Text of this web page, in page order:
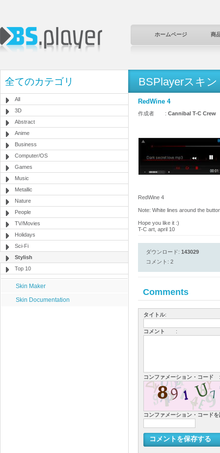
ホームページ 商
全てのカテゴリ
All
3D
Abstract
Anime
Business
Computer/OS
Games
Music
Metallic
Nature
People
TV/Movies
Holidays
Sci-Fi
Stylish
Top 10
Skin Maker
Skin Documentation
BSPlayerスキン
RedWine 4
作成者 : Cannibal T-C Crew
RedWine 4
Note: White lines around the
Hope you like it :)
T-C art, april 10
ダウンロード: 143029
コメント: 2
Comments
タイトル:
コメント :
コンファメーション・コード :
コンファメーション・コード
コメントを保存する